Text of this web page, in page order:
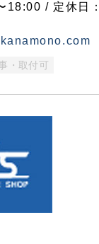
18:00 / 定休日
・取付可